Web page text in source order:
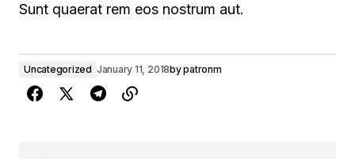
Sunt quaerat rem eos nostrum aut.
Uncategorized January 11, 2018bypatronm